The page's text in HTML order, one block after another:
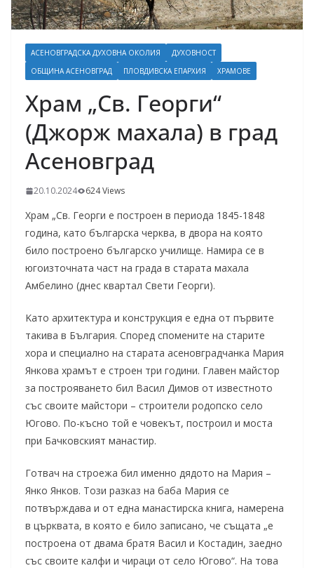
АСЕНОВГРАДСКА ДУХОВНА ОКОЛИЯ
ДУХОВНОСТ
ОБЩИНА АСЕНОВГРАД
ПЛОВДИВСКА ЕПАРХИЯ ХРАМОВЕ
Храм „Св. Георги“
(Джорж махала) в град
Асеновград
20.10.2024 624 Views
Храм „Св. Георги е построен в периода 1845-1848
година, като българска черква, в двора на която
било построено българско училище. Намира се в
югоизточната част на града в старата махала
Амбелино (днес квартал Свети Георги).
Kaто архитектура и конструкция е една от първите
такива в България. Според спомените на старите
хора и специално на старата асеновградчанка Мария
Янкова храмът е строен три години. Главен майстор
за построяването бил Васил Димов от известното
със своите майстори – строители родопско село
Югово. По-късно той е човекът, построил и моста
при Бачковският манастир.
Готвач на строежа бил именно дядото на Мария –
Янко Янков. Този разказ на баба Мария се
потвърждава и от една манастирска книга, намерена
в църквата, в която е било записано, че същата „е
построена от двама братя Васил и Костадин, заедно
със своите калфи и чираци от село Югово“. На това